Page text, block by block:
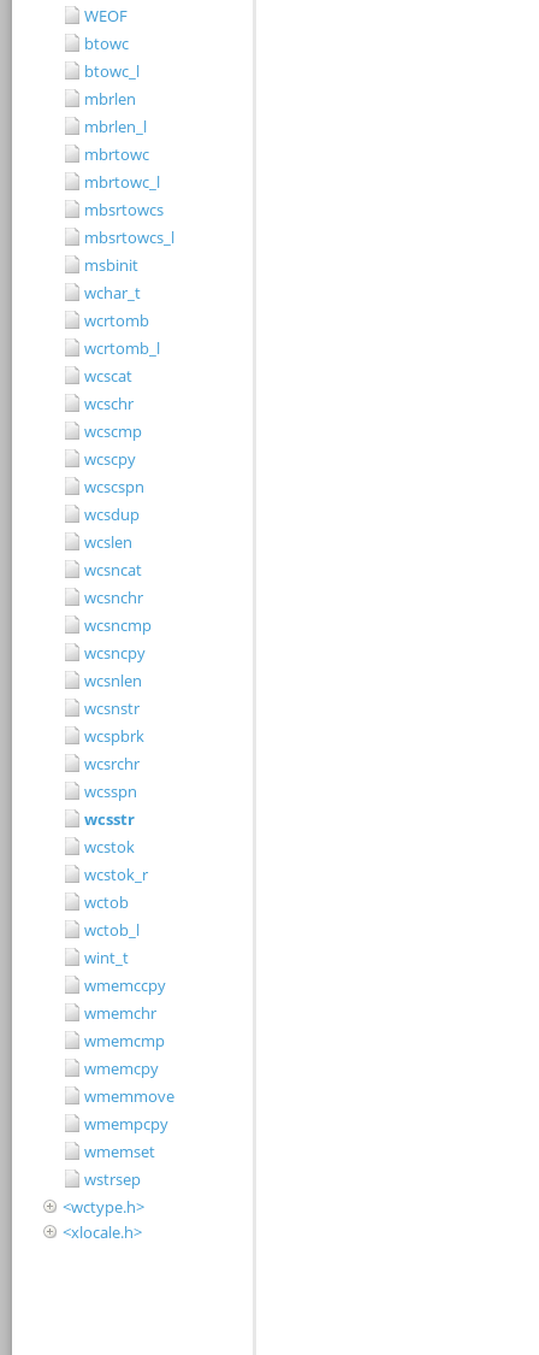
WEOF
btowc
btowc_l
mbrlen
mbrlen_l
mbrtowc
mbrtowc_l
mbsrtowcs
mbsrtowcs_l
msbinit
wchar_t
wcrtomb
wcrtomb_l
wcscat
wcschr
wcscmp
wcscpy
wcscspn
wcsdup
wcslen
wcsncat
wcsnchr
wcsncmp
wcsncpy
wcsnlen
wcsnstr
wcspbrk
wcsrchr
wcsspn
wcsstr
wcstok
wcstok_r
wctob
wctob_l
wint_t
wmemccpy
wmemchr
wmemcmp
wmemcpy
wmemmove
wmempcpy
wmemset
wstrsep
<wctype.h>
<xlocale.h>